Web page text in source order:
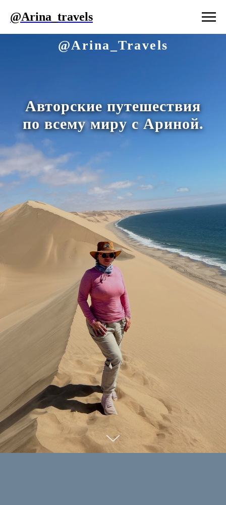
@Arina_travels
@Arina_Travels
Авторские путешествия
по всему миру с Ариной.